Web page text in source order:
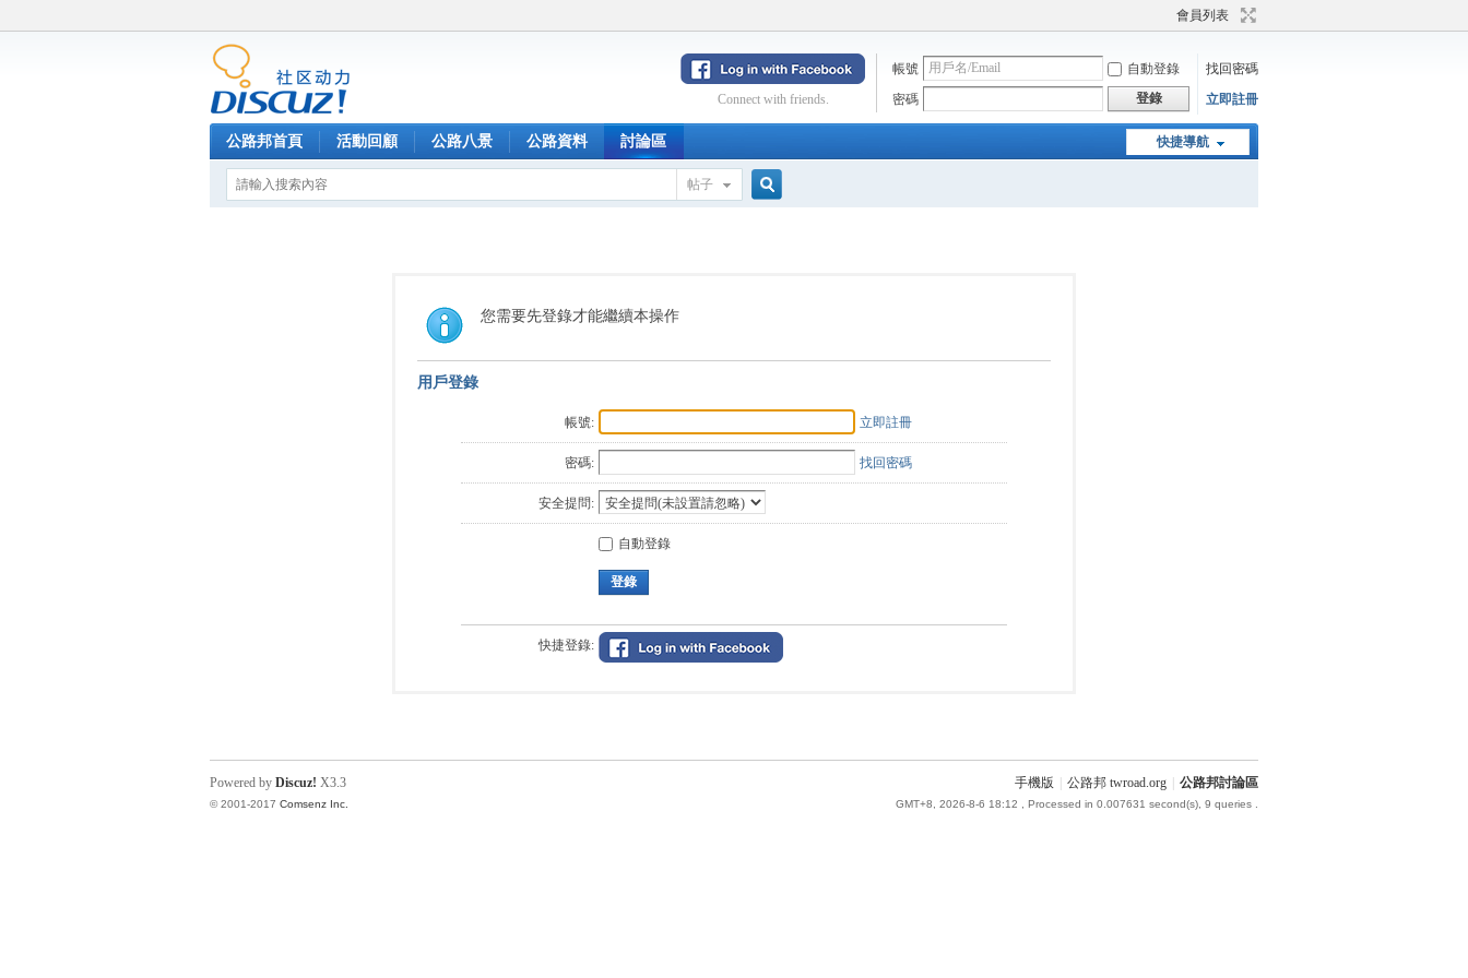
會員列表
帳號 自動登錄
找回密碼
密碼
登錄 立即註冊
Connect with friends.
快捷導航
公路邦首頁 活動回顧 公路八景 公路資料 討論區
帖子
您需要先登錄才能繼續本操作
用戶登錄
帳號: 立即註冊
密碼: 找回密碼
安全提問:
自動登錄
登錄
快捷登錄:
手機版 公路邦 twroad.org 公路邦討論區
GMT+8, 2026-8-6 18:12 , Processed in 0.007631 second(s), 9 queries .
Powered by Discuz! X3.3
© 2001-2017 Comsenz Inc.